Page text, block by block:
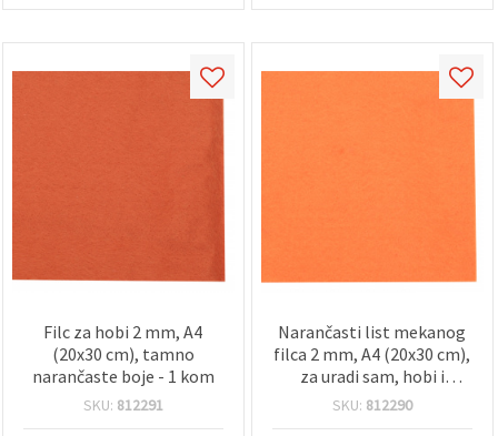
Filc za hobi 2 mm, A4
(20x30 cm), tamno
narančaste boje - 1 kom
SKU: 812291
Narančasti list mekanog
filca 2 mm, A4 (20x30 cm),
za uradi sam, hobi i
dekoraciju - 1 kom
SKU: 812290